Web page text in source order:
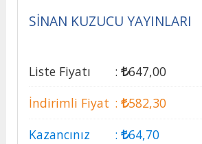
SİNAN KUZUCU YAYINLARI
Liste Fiyatı : 647,00
İndirimli Fiyat : 582,30
Kazancınız
: 64,70